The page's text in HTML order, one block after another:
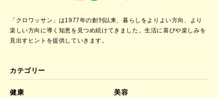
「クロワッサン」は1977年の創刊以来、暮らしをよりよい方向、より
楽しい方向に導く知恵を見つめ続けてきました。生活に喜びや楽しみを
見出すヒントを提供していきます。
カテゴリー
健康
美容